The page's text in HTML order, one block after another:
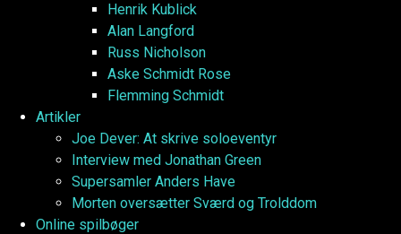
Henrik Kublick
Alan Langford
Russ Nicholson
Aske Schmidt Rose
Flemming Schmidt
Artikler
Joe Dever: At skrive soloeventyr
Interview med Jonathan Green
Supersamler Anders Have
Morten oversætter Sværd og Trolddom
Online spilbøger